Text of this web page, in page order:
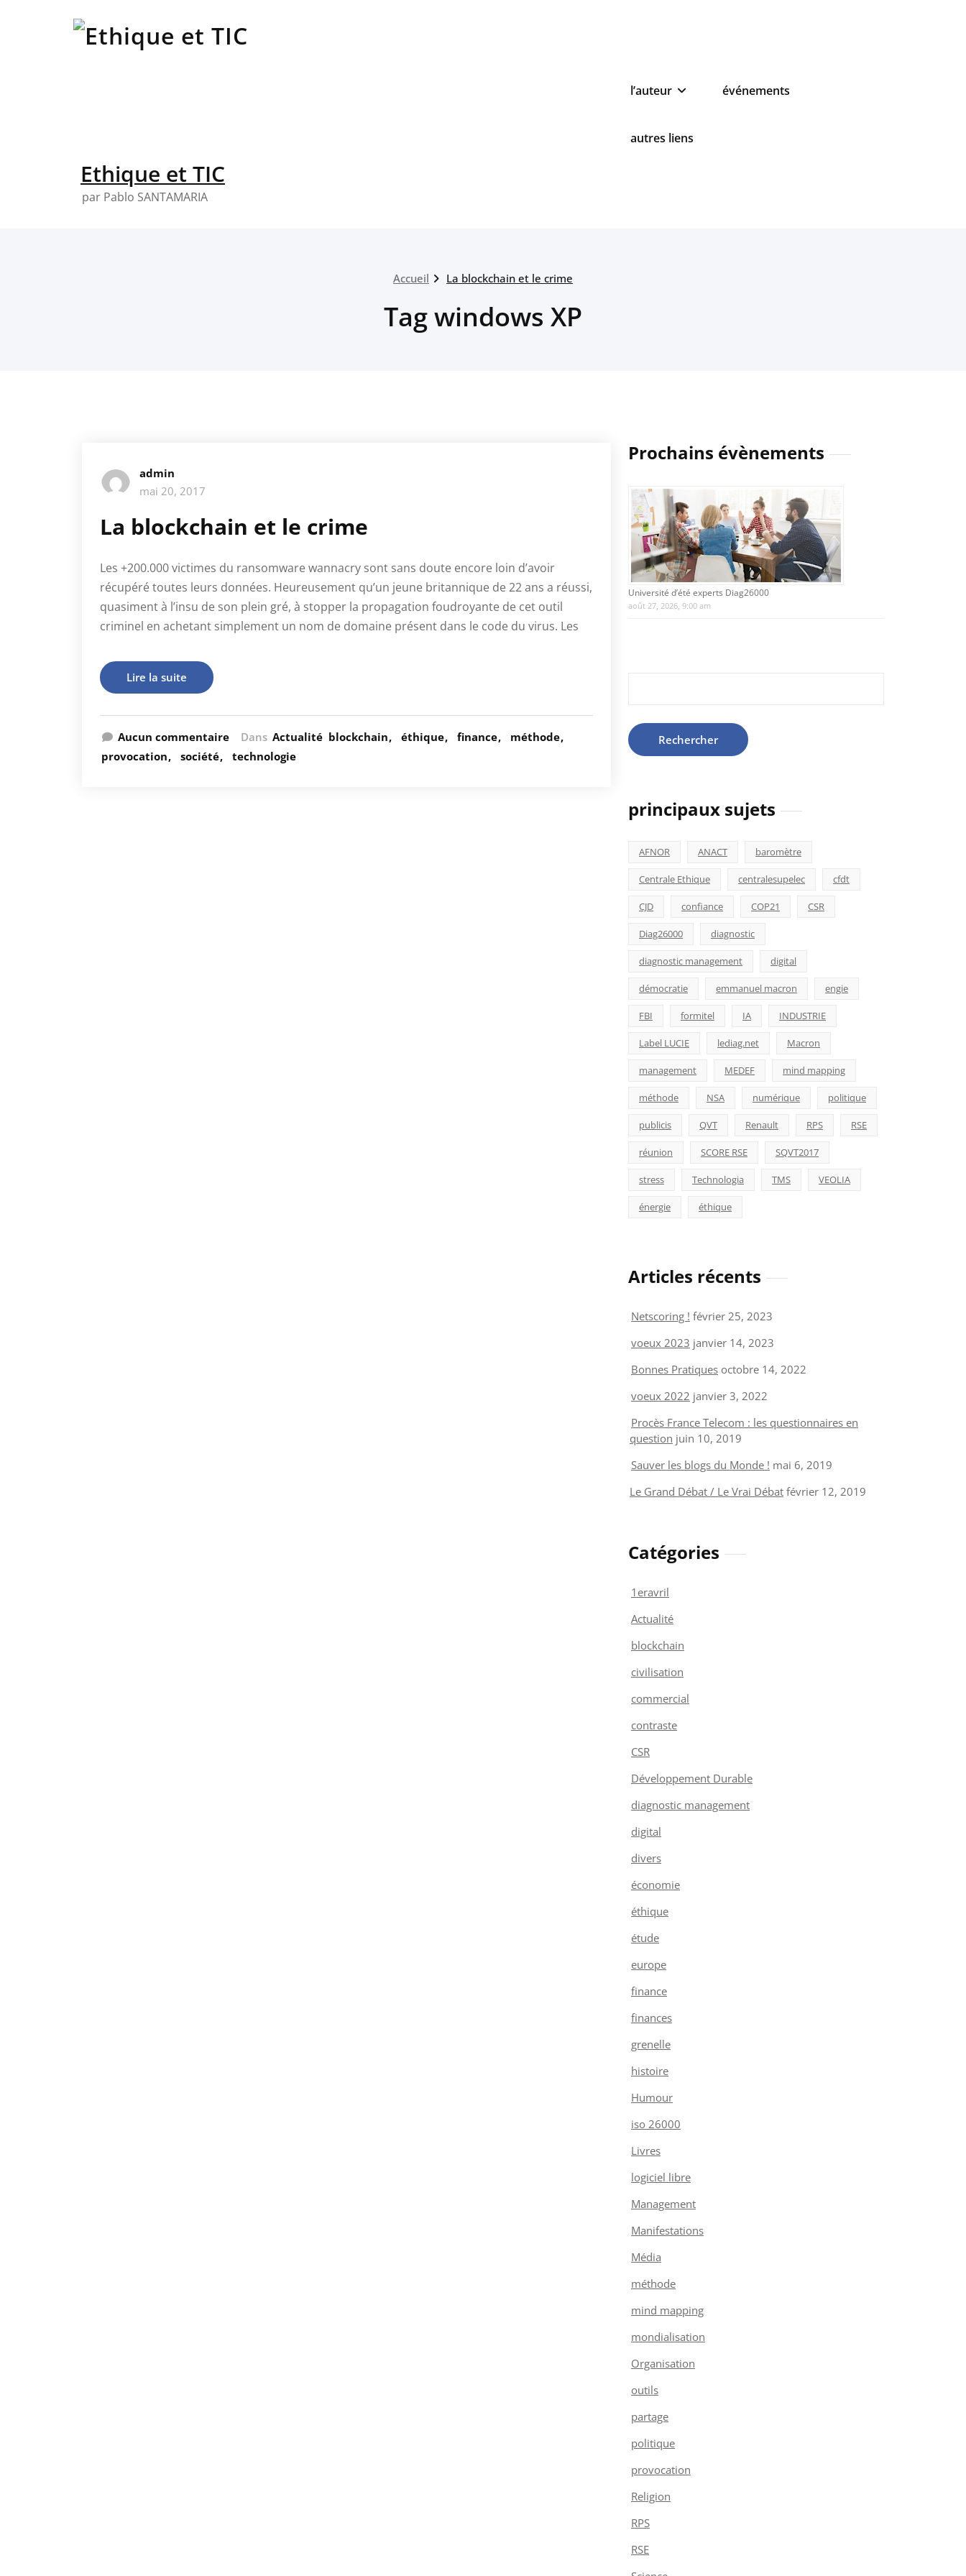
Ethique et TIC
par Pablo SANTAMARIA
l’auteur événements
autres liens
Accueil La blockchain et le crime
Tag windows XP
admin
mai 20, 2017
La blockchain et le crime
Les +200.000 victimes du ransomware wannacry sont sans doute encore loin d’avoir
récupéré toutes leurs données. Heureusement qu’un jeune britannique de 22 ans a réussi,
quasiment à l’insu de son plein gré, à stopper la propagation foudroyante de cet outil
criminel en achetant simplement un nom de domaine présent dans le code du virus. Les
Lire la suite
Aucun commentaire Dans Actualité blockchain éthique finance
méthode
provocation
société technologie
Prochains évènements
Université d’été experts Diag26000
août 27, 2026, 9:00 am
principaux sujets
AFNOR ANACT baromètre
Centrale Ethique centralesupelec cfdt
CJD confiance COP21 CSR
Diag26000 diagnostic
diagnostic management digital
démocratie emmanuel macron engie
FBI formitel IA INDUSTRIE
Label LUCIE lediag.net Macron
management MEDEF mind mapping
méthode NSA numérique politique
publicis QVT Renault RPS RSE
réunion SCORE RSE SQVT2017
stress Technologia TMS VEOLIA
énergie éthique
Articles récents
Netscoring ! février 25, 2023
voeux 2023 janvier 14, 2023
Bonnes Pratiques octobre 14, 2022
voeux 2022 janvier 3, 2022
Procès France Telecom : les questionnaires en
question juin 10, 2019
Sauver les blogs du Monde ! mai 6, 2019
Le Grand Débat / Le Vrai Débat février 12, 2019
Catégories
1eravril
Actualité
blockchain
civilisation
commercial
contraste
CSR
Développement Durable
diagnostic management
digital
divers
économie
éthique
étude
europe
finance
finances
grenelle
histoire
Humour
iso 26000
Livres
logiciel libre
Management
Manifestations
Média
méthode
mind mapping
mondialisation
Organisation
outils
partage
politique
provocation
Religion
RPS
RSE